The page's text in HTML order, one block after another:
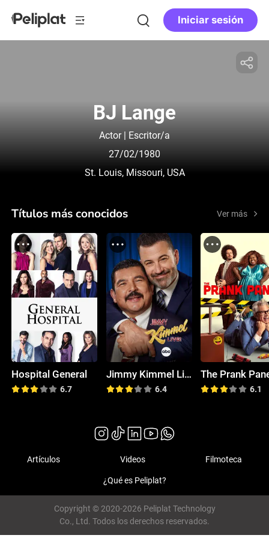
Iniciar sesión
BJ Lange
Actor | Escritor/a
27/02/1980
St. Louis, Missouri, USA
Títulos más conocidos Ver más
Hospital General
6.7
Jimmy Kimmel Live!
6.4
The Prank
6.1
Artículos Videos Filmoteca
¿Qué es Peliplat?
Copyright © 2020-2026 Peliplat Technology
Co., Ltd. Todos los derechos reservados.